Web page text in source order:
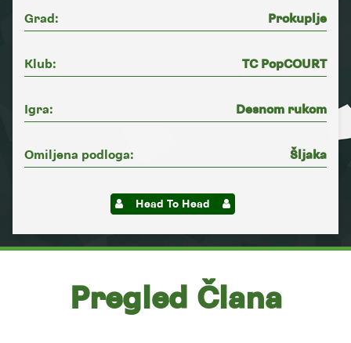
Grad: Prokuplje
Klub: TC PopCOURT
Igra: Desnom rukom
Omiljena podloga: Šljaka
Head To Head
Pregled Člana